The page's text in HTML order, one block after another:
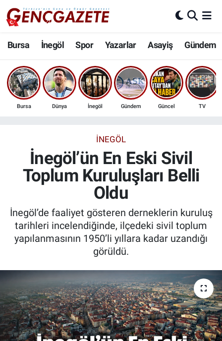
Bursa İnegöl Spor Yazarlar Asayiş Gündem
Bursa Dünya İnegöl Gündem Güncel TV
İNEGÖL
İnegöl’ün En Eski Sivil
Toplum Kuruluşları Belli
Oldu
İnegöl’de faaliyet gösteren derneklerin kuruluş
tarihleri incelendiğinde, ilçedeki sivil toplum
yapılanmasının 1950’li yıllara kadar uzandığı
görüldü.
Bursa
İnegöl
3.SAYFA
Ekonomi
İnanç
Kadın & Aile
Sağlık
Siyaset
Nöbetçi Eczaneler
Hava Durumu
Trafik Durumu
Son Dakika Haberleri